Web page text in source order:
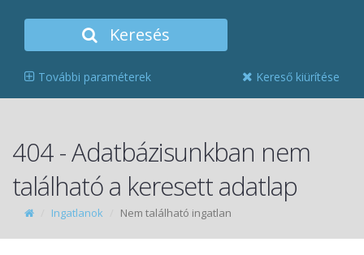
Keresés
További paraméterek Kereső kiürítése
404 - Adatbázisunkban nem
található a keresett adatlap
Ingatlanok Nem található ingatlan